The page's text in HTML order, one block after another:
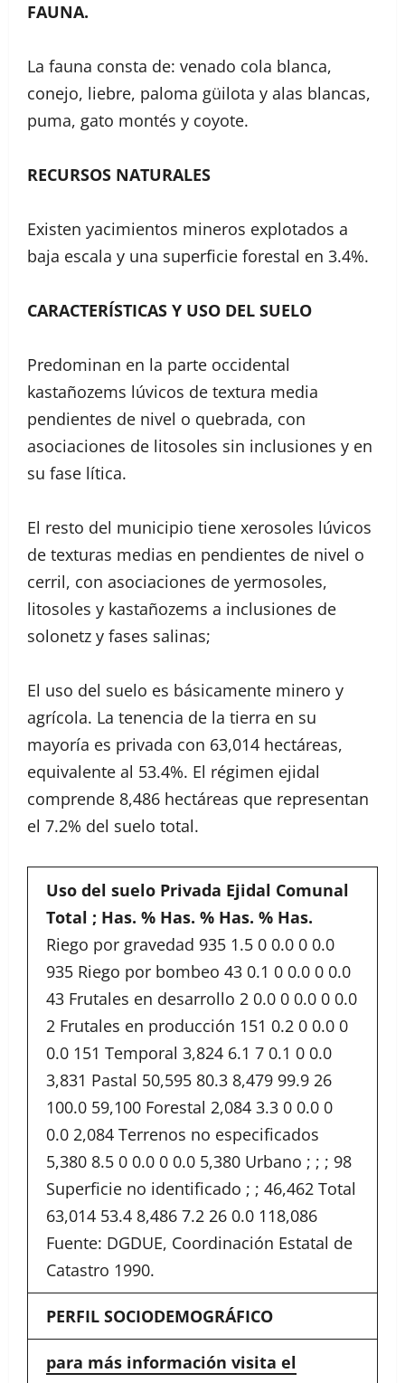
FAUNA.
La fauna consta de: venado cola blanca,
conejo, liebre, paloma güilota y alas blancas,
puma, gato montés y coyote.
RECURSOS NATURALES
Existen yacimientos mineros explotados a
baja escala y una superficie forestal en 3.4%.
CARACTERÍSTICAS Y USO DEL SUELO
Predominan en la parte occidental
kastañozems lúvicos de textura media
pendientes de nivel o quebrada, con
asociaciones de litosoles sin inclusiones y en
su fase lítica.
El resto del municipio tiene xerosoles lúvicos
de texturas medias en pendientes de nivel o
cerril, con asociaciones de yermosoles,
litosoles y kastañozems a inclusiones de
solonetz y fases salinas;
El uso del suelo es básicamente minero y
agrícola. La tenencia de la tierra en su
mayoría es privada con 63,014 hectáreas,
equivalente al 53.4%. El régimen ejidal
comprende 8,486 hectáreas que representan
el 7.2% del suelo total.
Uso del suelo Privada Ejidal Comunal
Total ; Has. % Has. % Has. % Has.
Riego por gravedad 935 1.5 0 0.0 0 0.0
935 Riego por bombeo 43 0.1 0 0.0 0 0.0
43 Frutales en desarrollo 2 0.0 0 0.0 0 0.0
2 Frutales en producción 151 0.2 0 0.0 0
0.0 151 Temporal 3,824 6.1 7 0.1 0 0.0
3,831 Pastal 50,595 80.3 8,479 99.9 26
100.0 59,100 Forestal 2,084 3.3 0 0.0 0
0.0 2,084 Terrenos no especificados
5,380 8.5 0 0.0 0 0.0 5,380 Urbano ; ; ; 98
Superficie no identificado ; ; 46,462 Total
63,014 53.4 8,486 7.2 26 0.0 118,086
Fuente: DGDUE, Coordinación Estatal de
Catastro 1990.
PERFIL SOCIODEMOGRÁFICO
para más información visita el